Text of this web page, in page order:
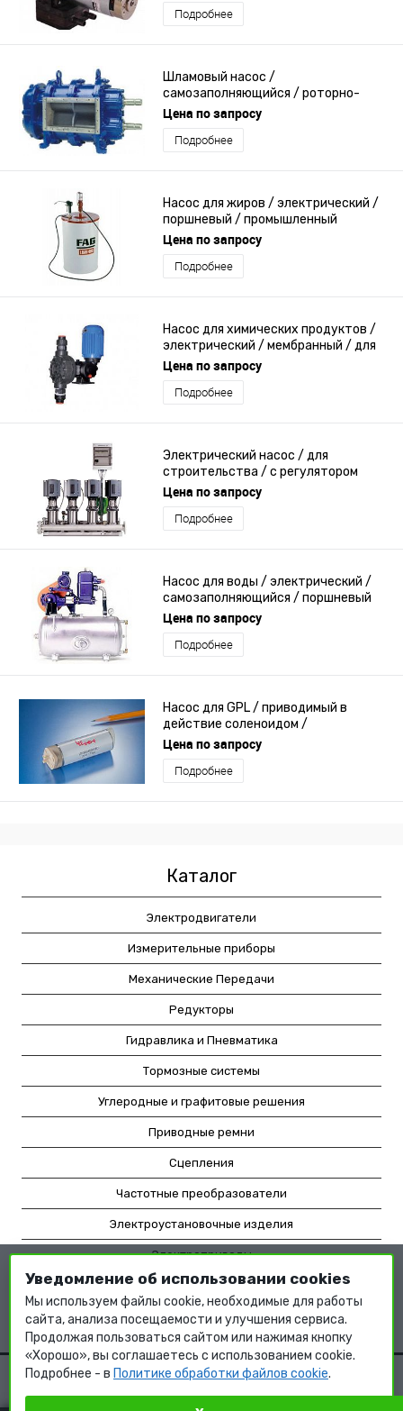
Подробнее
Шламовый насос /
самозаполняющийся / роторно-
лопастный / для сельского
хозяйства
Цена по запросу
Подробнее
Насос для жиров / электрический /
поршневый / промышленный
Цена по запросу
Подробнее
Насос для химических продуктов /
электрический / мембранный / для
использования в фармацевтике
Цена по запросу
Подробнее
Электрический насос / для
строительства / с регулятором
скорости / повышенное давление
Цена по запросу
Подробнее
Насос для воды / электрический /
самозаполняющийся / поршневый
Цена по запросу
Подробнее
Насос для GPL / приводимый в
действие соленоидом /
самозаполняющийся / для
медицинской сферы
Цена по запросу
Подробнее
Каталог
Электродвигатели
Измерительные приборы
Механические Передачи
Редукторы
Гидравлика и Пневматика
Тормозные системы
Углеродные и графитовые решения
Приводные ремни
Сцепления
Частотные преобразователи
Электроустановочные изделия
Электроприводы
Насосное оборудование
Мотор-редукторы
Уведомление об использовании cookies
Мы используем файлы cookie, необходимые для работы
сайта, анализа посещаемости и улучшения сервиса.
Продолжая пользоваться сайтом или нажимая кнопку
«Хорошо», вы соглашаетесь с использованием cookie.
Подробнее - в Политике обработки файлов cookie.